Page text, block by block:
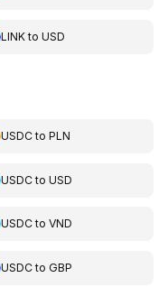
LINKtoUSD
USDCtoPLN
USDCtoUSD
USDCtoVND
USDCtoGBP